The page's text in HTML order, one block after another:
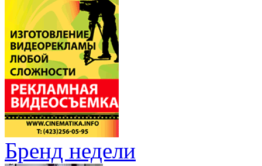
Бренд недели